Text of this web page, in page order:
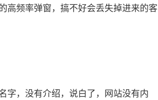
高频率弹窗，搞不好会丢失掉进来的客
字，没有介绍，说白了，网站没有内